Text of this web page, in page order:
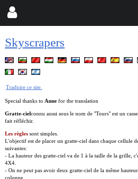
Skyscrapers
Traduire ce site.
Special thanks to Anne for the translation
Gratte-cielconnu aussi sous le nom de "Tours" est un
fait réfléchir.
Les règles sont simples.
L'objectif est de placer un gratte-ciel dans chaque cellule
suivantes:
- La hauteur des gratte-ciel va de 1 à la taille de la grille,
4X4.
- On ne peut pas avoir deux gratte-ciel de la même
colonne.